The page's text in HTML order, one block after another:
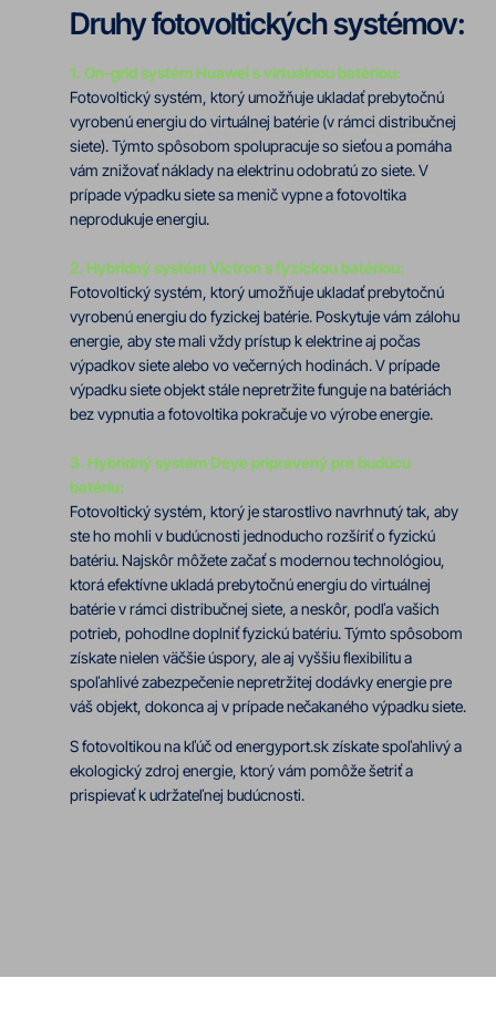
Druhy fotovoltických systémov:
1. On-grid systém Huawei s virtuálnou batériou:
Fotovoltický systém, ktorý umožňuje ukladať prebytočnú
vyrobenú energiu do virtuálnej batérie (v rámci distribučnej
siete). Týmto spôsobom spolupracuje so sieťou a pomáha
vám znižovať náklady na elektrinu odobratú zo siete. V
prípade výpadku siete sa menič vypne a fotovoltika
neprodukuje energiu.
2. Hybridný systém Victron s fyzickou batériou:
Fotovoltický systém, ktorý umožňuje ukladať prebytočnú
vyrobenú energiu do fyzickej batérie. Poskytuje vám zálohu
energie, aby ste mali vždy prístup k elektrine aj počas
výpadkov siete alebo vo večerných hodinách. V prípade
výpadku siete objekt stále nepretržite funguje na batériách
bez vypnutia a fotovoltika pokračuje vo výrobe energie.
3. Hybridný systém Deye pripravený pre budúcu
batériu:
Fotovoltický systém, ktorý je starostlivo navrhnutý tak, aby
ste ho mohli v budúcnosti jednoducho rozšíriť o fyzickú
batériu. Najskôr môžete začať s modernou technológiou,
ktorá efektívne ukladá prebytočnú energiu do virtuálnej
batérie v rámci distribučnej siete, a neskôr, podľa vašich
potrieb, pohodlne doplniť fyzickú batériu. Týmto spôsobom
získate nielen väčšie úspory, ale aj vyššiu flexibilitu a
spoľahlivé zabezpečenie nepretržitej dodávky energie pre
váš objekt, dokonca aj v prípade nečakaného výpadku siete.
S fotovoltikou na kľúč od energyport.sk získate spoľahlivý a
ekologický zdroj energie, ktorý vám pomôže šetriť a
prispievať k udržateľnej budúcnosti.